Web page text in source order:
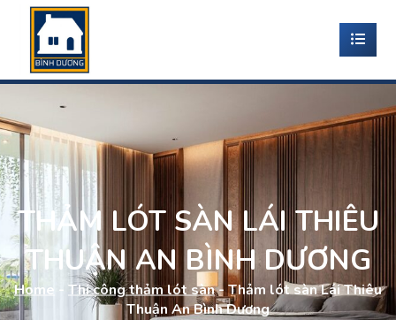
THẢM LÓT SÀN LÁI THIÊU
THUẬN AN BÌNH DƯƠNG
Home - Thi công thảm lót sàn-Thảm lót sàn Lái Thiêu
Thuận An Bình Dương